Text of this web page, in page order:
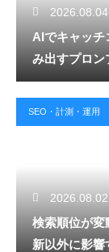
2026.08.04
AIでキャッチ
み出すプロン
SEO・計測・運用
2026.08.02
検索順位が
新以外に影